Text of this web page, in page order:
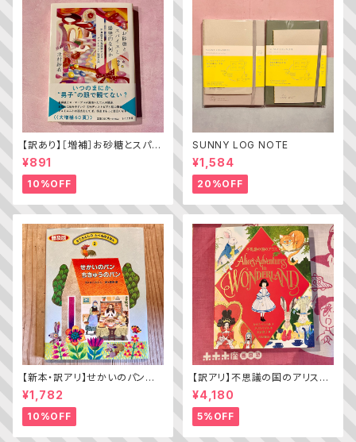
【訳あり】［増補］お砂糖とスパイ
スと爆発的な何か ——不真面
目な批評家によるフェミニスト批
評入門
¥891
10%OFF
SUNNY LOG NOTE
¥1,584
20%OFF
【新本・訳アリ】せかいのパン
ちきゅうのパン（普及版 かこさ
¥1,782
10%OFF
【訳アリ】不思議の国のアリス（A
lice’s Adventures in WOND
ERLAND）
¥4,180
5%OFF